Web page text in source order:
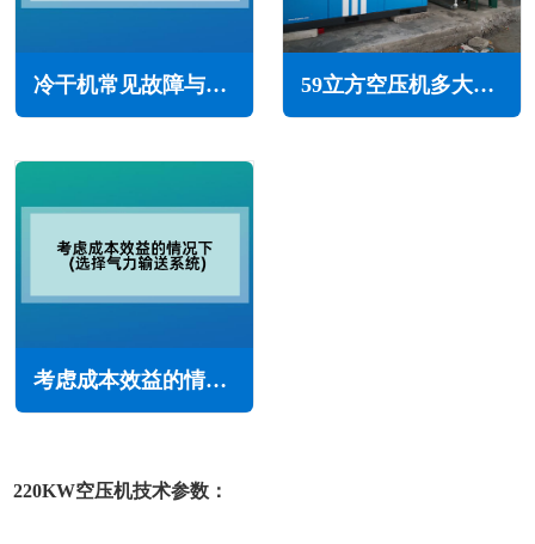
冷干机常见故障与处理方法(冷干机怎么维护技巧) 59立方空压机多大功率(59立方空压机多少公斤压力)
考虑成本效益的情况下(选择气力输送系统)
220KW空压机技术参数：